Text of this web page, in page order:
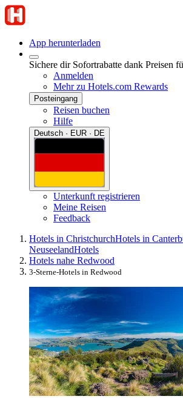
App herunterladen
Sichere dir Sofortrabatte dank Preisen
Anmelden
Mehr zu Hotels.com Rewards
Posteingang
Reisen buchen
Hilfe
Deutsch · EUR · DE
Unterkunft registrieren
Meine Reisen
Feedback
Hotels in ChristchurchHotels in
NeuseelandHotels
Hotels nahe Redwood
3-Sterne-Hotels in Redwood